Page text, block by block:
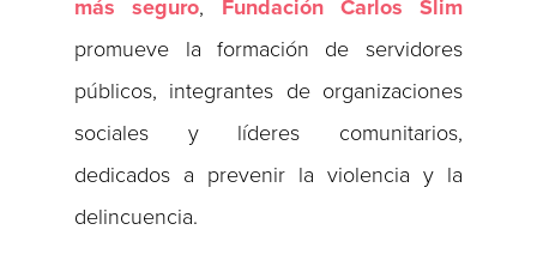
más seguro,
Fundación Carlos Slim
promueve la formación de servidores
públicos, integrantes de organizaciones
sociales y líderes comunitarios,
dedicados a prevenir la violencia y la
delincuencia.